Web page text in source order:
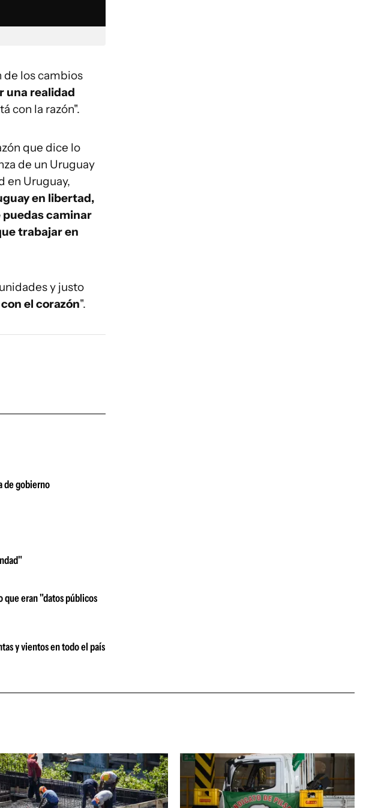
de los cambios
una realidad
con la razón".
que dice lo
de un Uruguay
en Uruguay,
en libertad,
puedas caminar
trabajar en
y justo
el corazón".
de gobierno
que eran "datos públicos
y vientos en todo el país